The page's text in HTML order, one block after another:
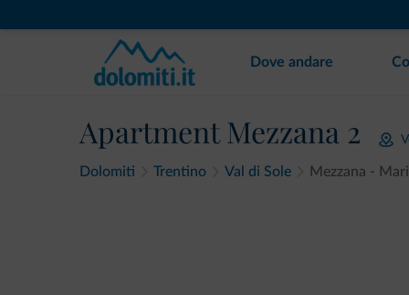
Dove andare
Apartment Mezzana 2
Dolomiti Trentino Val di Sole Mezzana -